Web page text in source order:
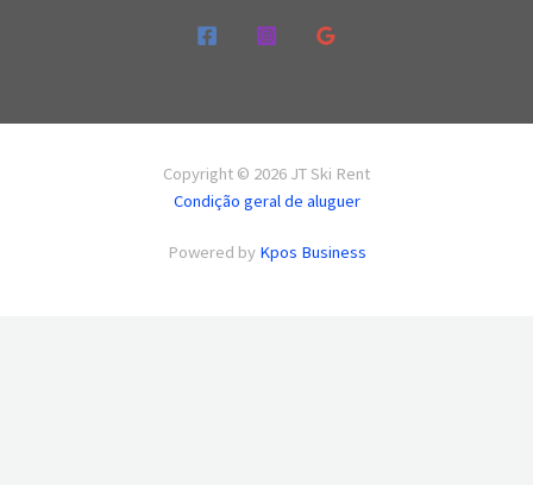
Copyright © 2026 JT Ski Rent
Condição geral de aluguer
Powered by Kpos Business